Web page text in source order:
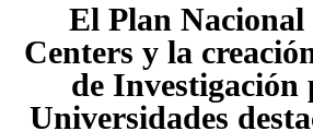
El Plan Nacional
Centers y la
de Investigación
Universidades